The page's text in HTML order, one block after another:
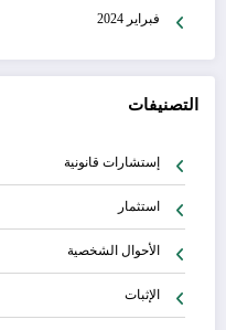
فبراير 2024
التصنيفات
إستشارات قانونية
استثمار
الأحوال الشخصية
الإثبات